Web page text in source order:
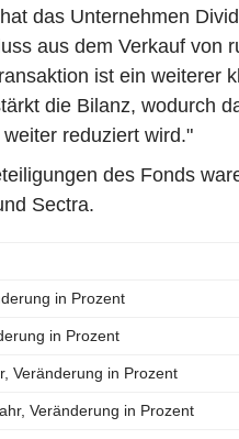
das Unternehmen
aus dem Verkauf von
ist ein weiterer
die Bilanz, wodurch
reduziert wird."
des Fonds
Sectra.
in Prozent
in Prozent
Veränderung in Prozent
Veränderung in Prozent